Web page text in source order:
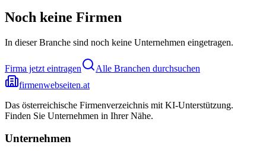
Noch keine Firmen
In dieser Branche sind noch keine Unternehmen eingetragen.
Firma jetzt eintragen
Alle Branchen durchsuchen
firmenwebseiten.at
Das österreichische Firmenverzeichnis mit KI-Unterstützung.
Finden Sie Unternehmen in Ihrer Nähe.
Unternehmen